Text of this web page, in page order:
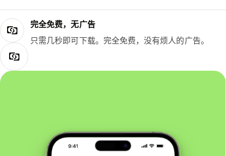
完全免费，无广告
只需几秒即可下载。完全免费，没有烦人的广告。